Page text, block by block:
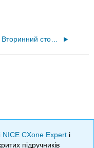
11.3: Вторинний стовбур
NICE CXone Expert і
підручників